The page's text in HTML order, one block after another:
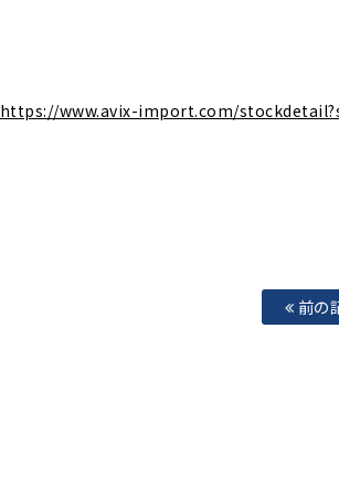
https://www.avix-import.com/
前の